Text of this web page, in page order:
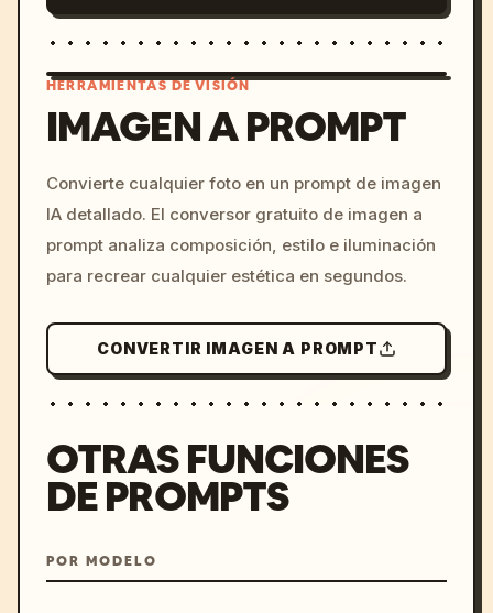
c, cyberpunk sunset, neon
colors, 8k --v 6.0
HERRAMIENTAS DE VISIÓN
IMAGEN A PROMPT
Convierte cualquier foto en un prompt de imagen
IA detallado. El conversor gratuito de imagen a
prompt analiza composición, estilo e iluminación
para recrear cualquier estética en segundos.
CONVERTIR IMAGEN A PROMPT
OTRAS FUNCIONES
DE PROMPTS
POR MODELO